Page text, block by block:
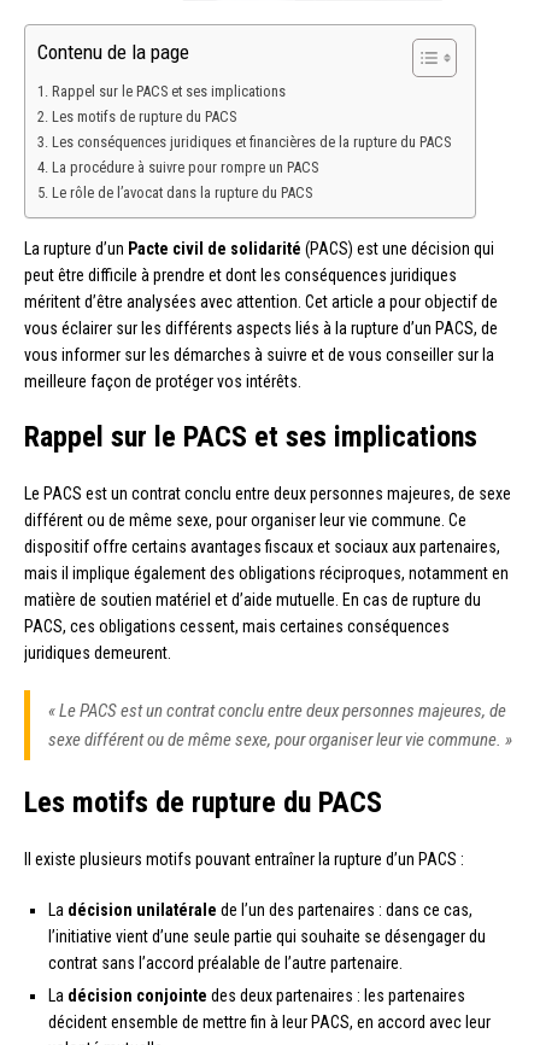
Contenu de la page
Rappel sur le PACS et ses implications
Les motifs de rupture du PACS
Les conséquences juridiques et financières de la rupture du PACS
La procédure à suivre pour rompre un PACS
Le rôle de l’avocat dans la rupture du PACS
La rupture d’un Pacte civil de solidarité (PACS) est une décision qui
peut être difficile à prendre et dont les conséquences juridiques
méritent d’être analysées avec attention. Cet article a pour objectif de
vous éclairer sur les différents aspects liés à la rupture d’un PACS, de
vous informer sur les démarches à suivre et de vous conseiller sur la
meilleure façon de protéger vos intérêts.
Rappel sur le PACS et ses implications
Le PACS est un contrat conclu entre deux personnes majeures, de sexe
différent ou de même sexe, pour organiser leur vie commune. Ce
dispositif offre certains avantages fiscaux et sociaux aux partenaires,
mais il implique également des obligations réciproques, notamment en
matière de soutien matériel et d’aide mutuelle. En cas de rupture du
PACS, ces obligations cessent, mais certaines conséquences
juridiques demeurent.
« Le PACS est un contrat conclu entre deux personnes majeures, de
sexe différent ou de même sexe, pour organiser leur vie commune. »
Les motifs de rupture du PACS
Il existe plusieurs motifs pouvant entraîner la rupture d’un PACS :
La décision unilatérale de l’un des partenaires : dans ce cas,
l’initiative vient d’une seule partie qui souhaite se désengager du
contrat sans l’accord préalable de l’autre partenaire.
La décision conjointe des deux partenaires : les partenaires
décident ensemble de mettre fin à leur PACS, en accord avec leur